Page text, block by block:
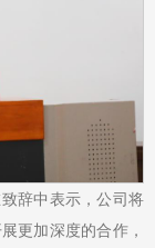
辞中表示，公司将
更加深度的合作，